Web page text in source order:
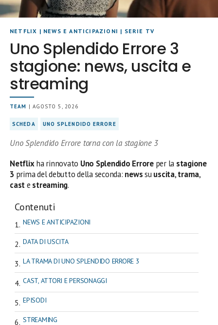
NETFLIX | NEWS E ANTICIPAZIONI | SERIE TV
Uno Splendido Errore 3
stagione: news, uscita e
streaming
TEAM | AGOSTO 5, 2026
SCHEDA UNO SPLENDIDO ERRORE
Uno Splendido Errore torna con la stagione 3
Netflixha rinnovato Uno Splendido Erroreper la stagione
3 prima del debutto della seconda: newssuuscita,trama,
caste streaming.
Contenuti
NEWS E ANTICIPAZIONI
DATA DI USCITA
LA TRAMA DI UNO SPLENDIDO ERRORE 3
CAST, ATTORI E PERSONAGGI
EPISODI
STREAMING